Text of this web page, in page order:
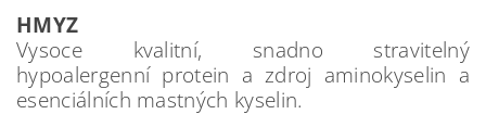
HMYZ
Vysoce kvalitní, snadno stravitelný
hypoalergenní protein a zdroj aminokyselin a
esenciálních mastných kyselin.